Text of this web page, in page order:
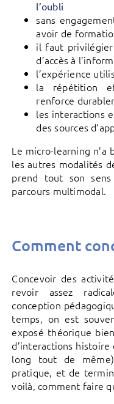
l’oubli
sans
avoir de
il faut
d’accès à
l’expérience
la répétition
renforce
les interactions
des sources
Le micro-learning n’a
les autres modalités
prend tout son
parcours multimodal.
Comment
Concevoir des
revoir assez
conception
temps, on est
exposé théorique
d’interactions
long tout de
pratique, et de
voilà, comment faire